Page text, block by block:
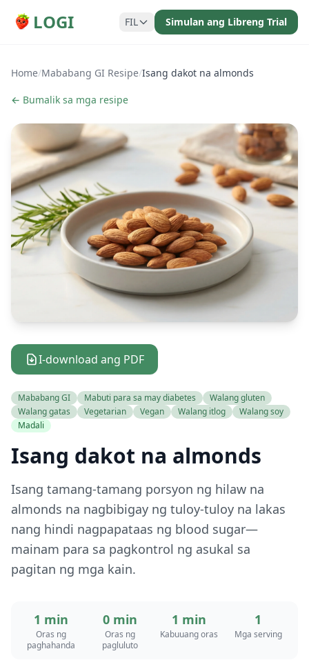
LOGI FIL Simulan ang Libreng Trial
Home/Mababang GI Resipe/Isang dakot na almonds
← Bumalik sa mga resipe
I-download ang PDF
Mababang GI Mabuti para sa may diabetes
Walang gluten
Walang gatas
Vegetarian Vegan Walang itlog
Walang soy
Madali
Isang dakot na almonds
Isang tamang-tamang porsyon ng hilaw na
almonds na nagbibigay ng tuloy-tuloy na lakas
nang hindi nagpapataas ng blood sugar—
mainam para sa pagkontrol ng asukal sa
pagitan ng mga kain.
1 min
Oras ng
paghahanda
0 min
Oras ng
pagluluto
1 min
Kabuuang oras
1
Mga serving